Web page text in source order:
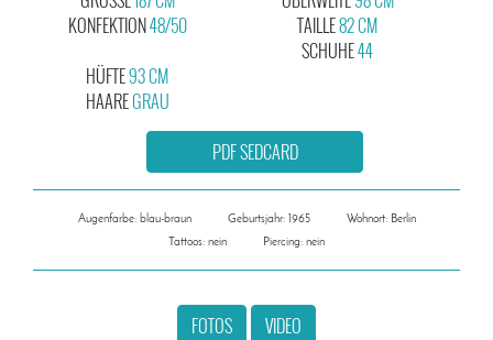
KONFEKTION48/50
TAILLE82 CM
SCHUHE44
HÜFTE93 CM
HAAREGRAU
PDF SEDCARD
Augenfarbe: blau-braun Geburtsjahr: 1965
Wohnort: Berlin
Tattoos: nein
Piercing: nein
FOTOS VIDEO